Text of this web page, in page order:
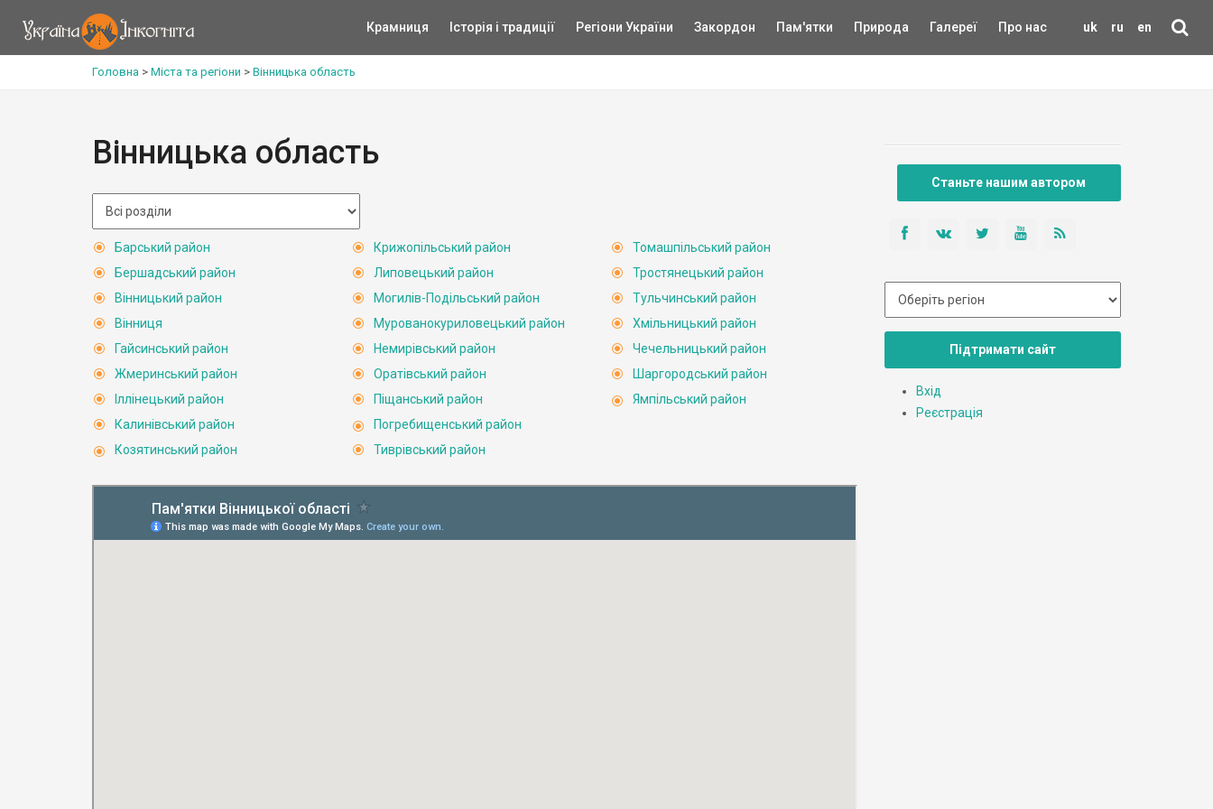
uk ru en
Крамниця Історія і традиції Регіони України Закордон Пам'ятки Природа Галереї Про нас
Головна > Міста та регіони > Вінницька область
Вінницька область
Барський район
Бершадський район
Вінницький район
Вінниця
Гайсинський район
Жмеринський район
Іллінецький район
Калинівський район
Козятинський район
Крижопільський район
Липовецький район
Могилів-Подільський район
Мурованокуриловецький район
Немирівський район
Оратівський район
Піщанський район
Погребищенський район
Тиврівський район
Томашпільський район
Тростянецький район
Тульчинський район
Хмільницький район
Чечельницький район
Шаргородський район
Ямпільський район
Станьте нашим автором
Підтримати сайт
Вхід
Реєстрація